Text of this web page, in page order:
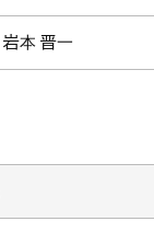
岩本 晋一